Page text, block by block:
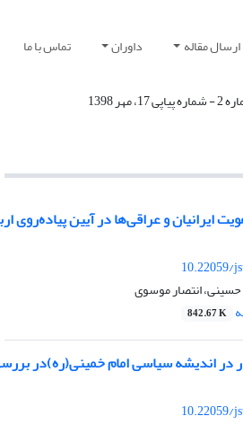
ارسال مقاله داوران تماس با ما
ایرانیان و عراقی‌ها در آیین پیاده‌روی
10.22059/
انتصار موسوی
842.67 K
در اندیشه سیاسی امام خمینی(ره)در
10.22059/